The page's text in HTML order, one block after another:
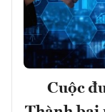
Cuộc